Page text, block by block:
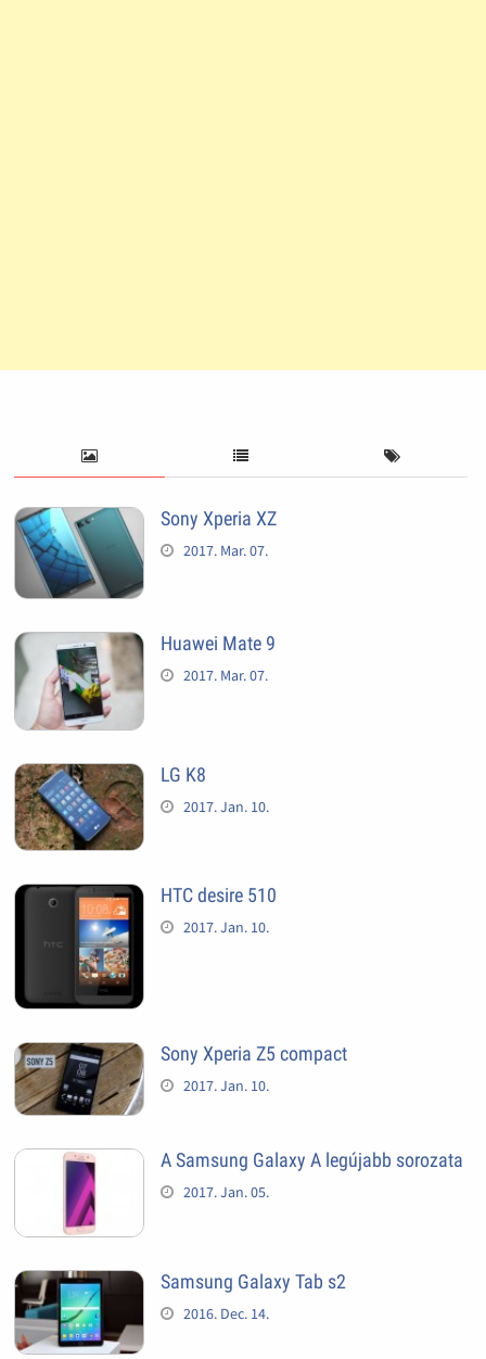
Sony Xperia XZ
2017. Mar. 07.
Huawei Mate 9
2017. Mar. 07.
LG K8
2017. Jan. 10.
HTC desire 510
2017. Jan. 10.
Sony Xperia Z5 compact
2017. Jan. 10.
A Samsung Galaxy A legújabb sorozata
2017. Jan. 05.
Samsung Galaxy Tab s2
2016. Dec. 14.